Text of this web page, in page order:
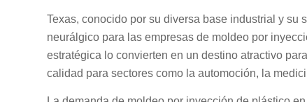
Texas, conocido por su diversa base industrial y su
neurálgico para las empresas de moldeo por
estratégica lo convierten en un destino atractivo
calidad para sectores como la automoción, la